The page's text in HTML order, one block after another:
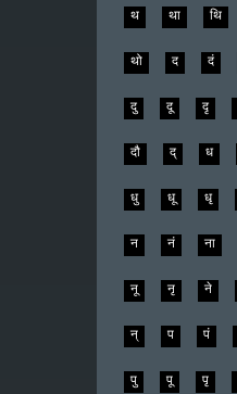
थ था थि
थो द दं
दु दू दृ
दौ द् ध
धु धू धृ
न नं ना
नू नृ ने
न् प पं
पु पू पृ